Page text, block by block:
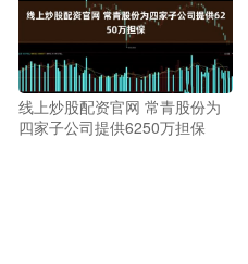
线上炒股配资官网 常青股份为
四家子公司提供6250万担保